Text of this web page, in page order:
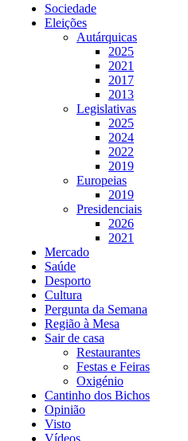
Sociedade
Eleições
Autárquicas
2025
2021
2017
2013
Legislativas
2025
2024
2022
2019
Europeias
2019
Presidenciais
2026
2021
Mercado
Saúde
Desporto
Cultura
Pergunta da Semana
Região à Mesa
Sair de casa
Restaurantes
Festas e Feiras
Oxigénio
Cantinho dos Bichos
Opinião
Visto
Vídeos